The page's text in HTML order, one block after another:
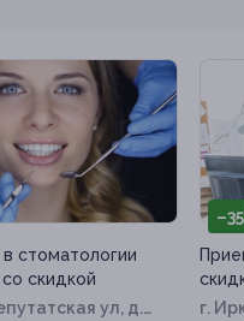
стоматологии
скидкой
ул, д.
г.